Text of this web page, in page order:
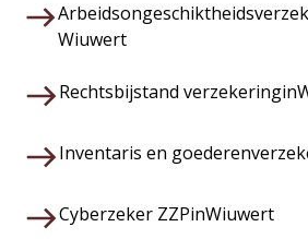
Wiuwert
Rechtsbijstand verzekeringin
Inventaris en
Cyberzeker ZZPinWiuwert